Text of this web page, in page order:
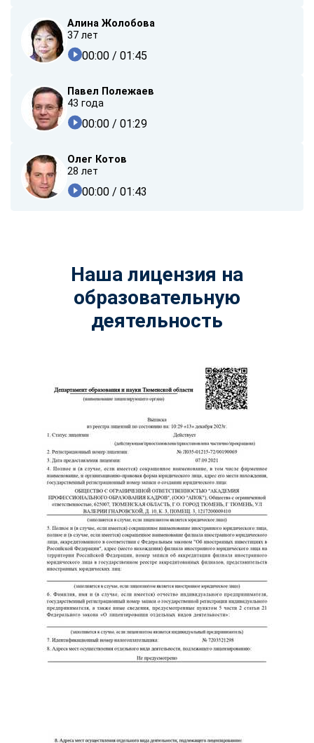
Алина Жолобова
37 лет
00:00 / 01:45
Павел Полежаев
43 года
00:00 / 01:29
Олег Котов
28 лет
00:00 / 01:43
Наша лицензия на
образовательную
деятельность